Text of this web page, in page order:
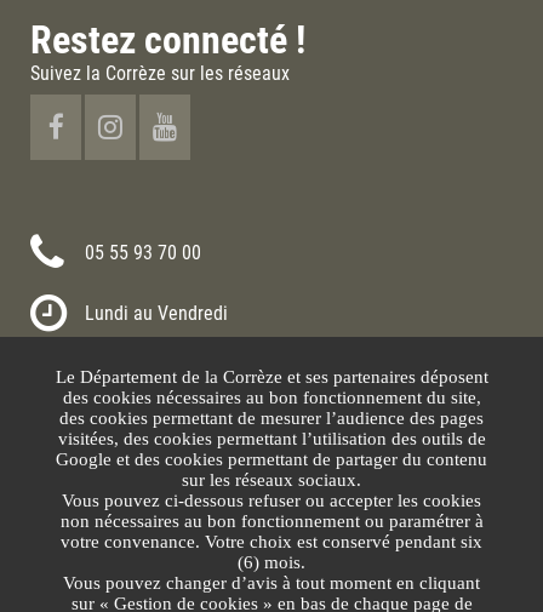
Restez connecté !
Suivez la Corrèze sur les réseaux
05 55 93 70 00
Lundi au Vendredi
Nous contacter
Le Département de la Corrèze et ses partenaires déposent
des cookies nécessaires au bon fonctionnement du site,
des cookies permettant de mesurer l’audience des pages
visitées, des cookies permettant l’utilisation des outils de
Google et des cookies permettant de partager du contenu
sur les réseaux sociaux.
Vous pouvez ci-dessous refuser ou accepter les cookies
non nécessaires au bon fonctionnement ou paramétrer à
votre convenance. Votre choix est conservé pendant six
(6) mois.
Vous pouvez changer d’avis à tout moment en cliquant
sur « Gestion de cookies » en bas de chaque page de